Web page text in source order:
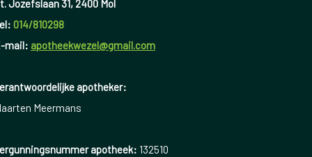
Jozefslaan 31, 2400 Mol
014/810298
mail: apotheekwezel@gmail.com
apotheker:
Meermans
apotheek: 132510